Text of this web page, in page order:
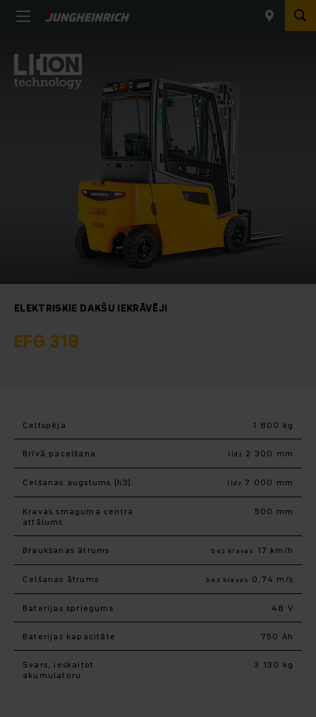
ELEKTRISKIE DAKŠU IEKRĀVĒJI
EFG 318
Celtspēja 1 800 kg
Brīvā pacelšana līdz 2 300 mm
Celšanas augstums (h3) līdz 7 000 mm
Kravas smaguma centra
attālums
500 mm
Braukšanas ātrums bez kravas 17 km/h
Celšanas ātrums bez kravas 0,74 m/s
Baterijas spriegums 48 V
Baterijas kapacitāte 750 Ah
Svars, ieskaitot
akumulatoru
3 130 kg